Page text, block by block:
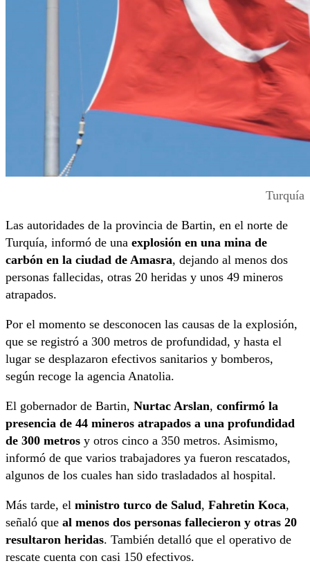
Turquía
Las autoridades de la provincia de Bartin, en el norte de
Turquía, informó de una explosión en una mina de
carbón en la ciudad de Amasra, dejando al menos dos
personas fallecidas, otras 20 heridas y unos 49 mineros
atrapados.
Por el momento se desconocen las causas de la explosión,
que se registró a 300 metros de profundidad, y hasta el
lugar se desplazaron efectivos sanitarios y bomberos,
según recoge la agencia Anatolia.
El gobernador de Bartin, Nurtac Arslan, confirmó la
presencia de 44 mineros atrapados a una profundidad
de 300 metros y otros cinco a 350 metros. Asimismo,
informó de que varios trabajadores ya fueron rescatados,
algunos de los cuales han sido trasladados al hospital.
Más tarde, el ministro turco de Salud, Fahretin Koca,
señaló que al menos dos personas fallecieron y otras 20
resultaron heridas. También detalló que el operativo de
rescate cuenta con casi 150 efectivos.